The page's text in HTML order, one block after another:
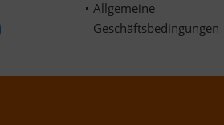
Allgemeine
Geschäftsbedingungen